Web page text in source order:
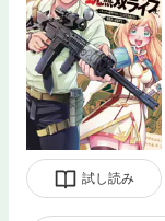
試し読み